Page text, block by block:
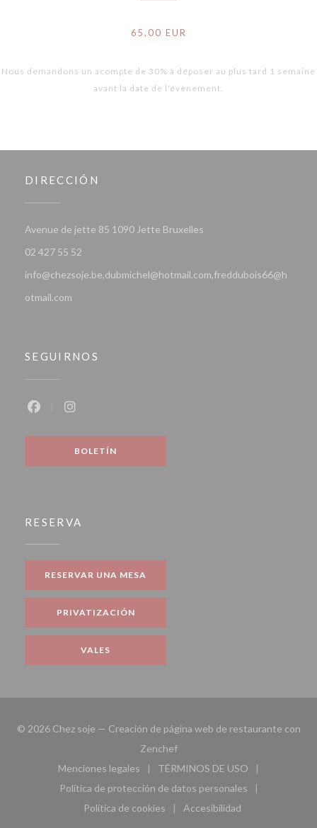
65,00 EUR
Nous demandons un acompte de 30% à déposer au plus tard 1 semaine
avant la date de l'évènement.
DIRECCIÓN
Avenue de jette 85 1090 Jette Bruxelles
02 427 55 52
info@chezsoje.be,dubmichel@hotmail.com,freddubois66@h
otmail.com
SEGUIRNOS
BOLETÍN
RESERVA
RESERVAR UNA MESA
PRIVATIZACIÓN
VALES
© 2026 Chez soje — Creación de página web de restaurante con
Zenchef((abre en una nueva ventana))
Menciones legales
((abre en una nueva ventana))
TÉRMINOS DE USO
((abre en una nueva
Política de protección de datos personales
((abre en una nueva ventana))
Política de cookies
((abre en una nueva ventana))
Accesibilidad